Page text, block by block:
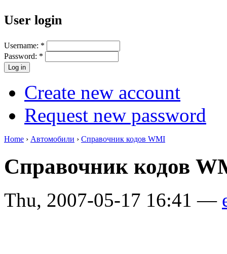
User login
Username: *
Password: *
Create new account
Request new password
Home › Автомобили › Справочник кодов WMI
Справочник кодов
Thu, 2007-05-17 16:41 —